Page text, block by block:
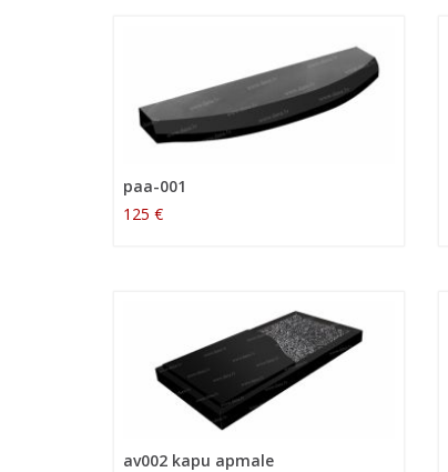
paa-001
125 €
av002 kapu apmale